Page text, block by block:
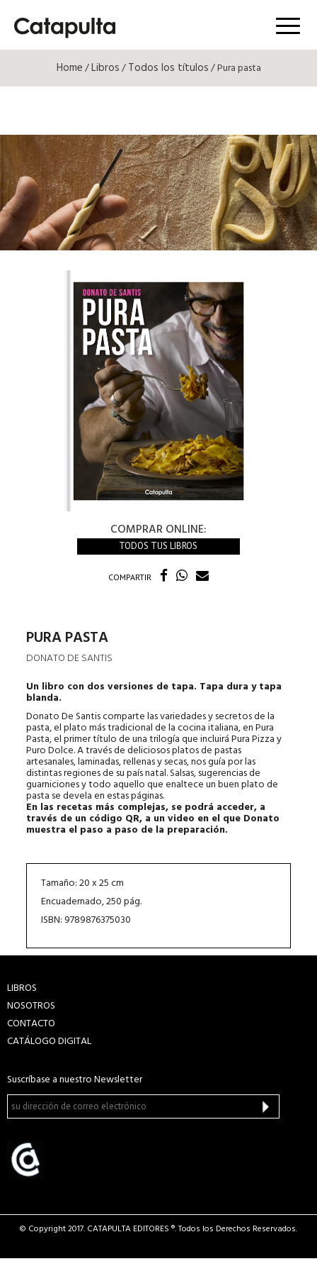
Menú
Home/Libros/Todos los títulos/ Pura pasta
COMPRAR ONLINE:
TODOS TUS LIBROS
COMPARTIR
PURA PASTA
DONATO DE SANTIS
Un libro con dos versiones de tapa. Tapa dura y tapa
blanda.
Donato De Santis comparte las variedades y secretos de la
pasta, el plato más tradicional de la cocina italiana, en Pura
Pasta, el primer título de una trilogía que incluirá Pura Pizza y
Puro Dolce. A través de deliciosos platos de pastas
artesanales, laminadas, rellenas y secas, nos guía por las
distintas regiones de su país natal. Salsas, sugerencias de
guarniciones y todo aquello que enaltece un buen plato de
pasta se devela en estas páginas.
En las recetas más complejas, se podrá acceder, a
través de un código QR, a un video en el que Donato
muestra el paso a paso de la preparación.
Tamaño: 20 x 25 cm
Encuadernado, 250 pág.
ISBN: 9789876375030
LIBROS
NOSOTROS
CONTACTO
CATÁLOGO DIGITAL
Suscríbase a nuestro Newsletter
© Copyright 2017. CATAPULTA EDITORES ®. Todos los Derechos Reservados.